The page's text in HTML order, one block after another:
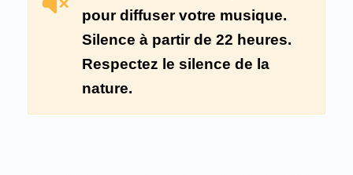
pour diffuser votre musique.
Silence à partir de 22 heures.
Respectez le silence de la
nature.